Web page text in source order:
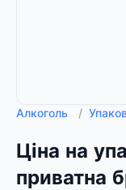
Алкоголь /
Ціна на
приватна